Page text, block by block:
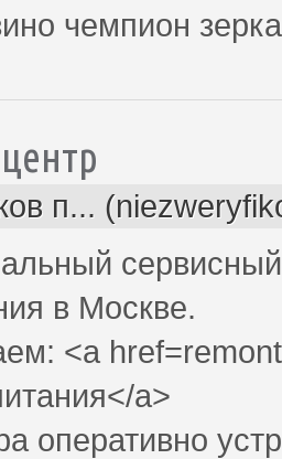
чемпион
п...
в Москве.
<a
a>
оперативно